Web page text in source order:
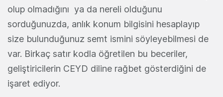
olup olmadığını ya da nereli olduğunu
sorduğunuzda, anlık konum bilgisini hesaplayıp
size bulunduğunuz semt ismini söyleyebilmesi de
var. Birkaç satır kodla öğretilen bu beceriler,
geliştiricilerin CEYD diline rağbet gösterdiğini de
işaret ediyor.